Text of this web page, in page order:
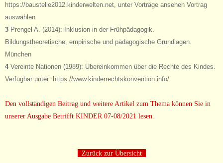
https://baustelle2012.kinderwelten.net, unter Vorträge ansehen Vortrag
auswählen
3 Prengel A. (2014): Inklusion in der Frühpädagogik.
Bildungstheoretische, empirische und pädagogische Grundlagen.
München
4Vereinte Nationen (1989): Übereinkommen über die Rechte des Kindes.
Verfügbar unter: https://www.kinderrechtskonvention.info/
Den vollständigen Beitrag und weitere Artikel zum Thema können Sie in
unserer Ausgabe Betrifft KINDER 07-08/2021 lesen.
Zurück zur Übersicht